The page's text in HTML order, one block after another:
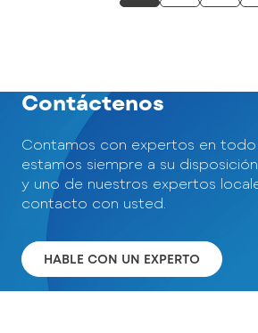
Contáctenos
Contamos con expertos en
estamos siempre a su
y uno de nuestros expertos
contacto con usted.
HABLE CON UN EXPERTO